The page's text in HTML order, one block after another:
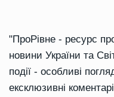
"ПроРівне - ресурс
новини України та
події - особливі
ексклюзивні